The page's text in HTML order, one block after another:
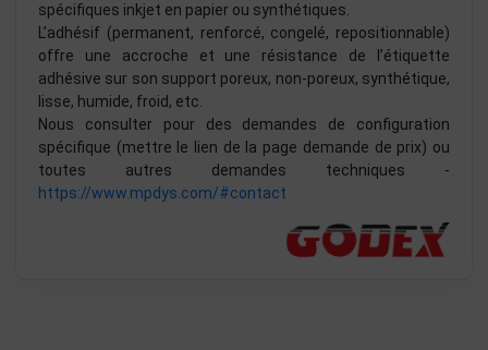
spécifiques inkjet en papier ou synthétiques.
L’adhésif (permanent, renforcé, congelé, repositionnable)
offre une accroche et une résistance de l’étiquette
adhésive sur son support poreux, non-poreux, synthétique,
lisse, humide, froid, etc.
Nous consulter pour des demandes de configuration
spécifique (mettre le lien de la page demande de prix) ou
toutes autres demandes techniques -
https://www.mpdys.com/#contact